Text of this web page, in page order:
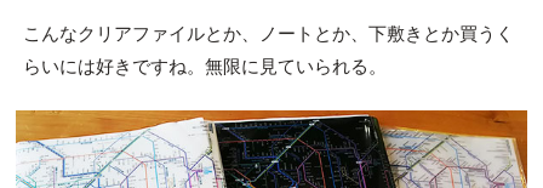
こんなクリアファイルとか、ノートとか、下敷きとか買うく
らいには好きですね。無限に見ていられる。